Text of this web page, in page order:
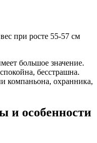
при росте 55-57 см
большое значение.
бесстрашна.
компаньона, охранника,
и особенности